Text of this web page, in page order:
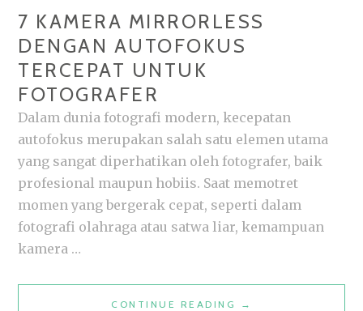
7 KAMERA MIRRORLESS
DENGAN AUTOFOKUS
TERCEPAT UNTUK
FOTOGRAFER
Dalam dunia fotografi modern, kecepatan
autofokus merupakan salah satu elemen utama
yang sangat diperhatikan oleh fotografer, baik
profesional maupun hobiis. Saat memotret
momen yang bergerak cepat, seperti dalam
fotografi olahraga atau satwa liar, kemampuan
kamera …
CONTINUE READING →